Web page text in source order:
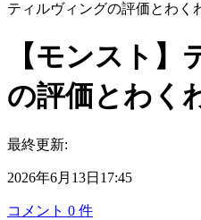
ティルヴィングの評価とわく
【モンスト
の評価とわく
最終更新:
2026年6月13日17:45
コメント 0 件